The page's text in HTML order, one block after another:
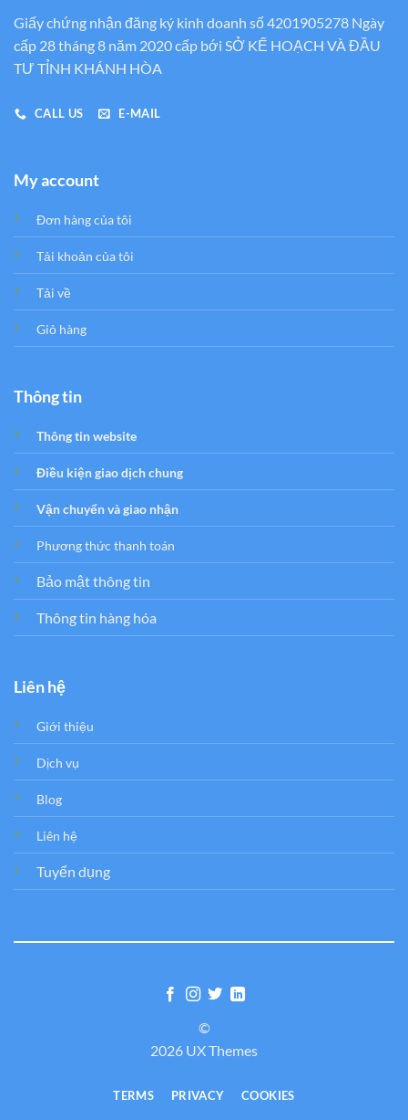
Giấy chứng nhận đăng ký kinh doanh số 4201905278 Ngày
cấp 28 tháng 8 năm 2020 cấp bới SỞ KẾ HOẠCH VÀ ĐẦU
TƯ TỈNH KHÁNH HÒA
CALL US E-MAIL
My account
Đơn hàng của tôi
Tải khoản của tôi
Tải về
Giỏ hàng
Thông tin
Thông tin website
Điều kiện giao dịch chung
Vận chuyển và giao nhận
Phương thức thanh toán
Bảo mật thông tin
Thông tin hàng hóa
Liên hệ
Giới thiệu
Dịch vụ
Blog
Liên hệ
Tuyển dụng
©
2026 UX Themes
TERMS PRIVACY COOKIES